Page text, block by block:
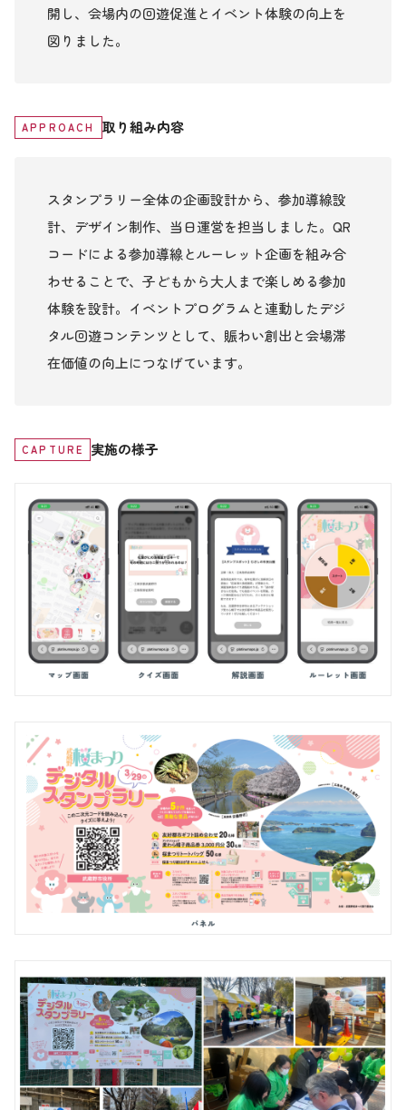
開し、会場内の回遊促進とイベント体験の向上を
図りました。
APPROACH 取り組み内容
スタンプラリー全体の企画設計から、参加導線設
計、デザイン制作、当日運営を担当しました。QR
コードによる参加導線とルーレット企画を組み合
わせることで、子どもから大人まで楽しめる参加
体験を設計。イベントプログラムと連動したデジ
タル回遊コンテンツとして、賑わい創出と会場滞
在価値の向上につなげています。
CAPTURE 実施の様子